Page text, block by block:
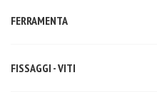
FERRAMENTA
FISSAGGI - VITI